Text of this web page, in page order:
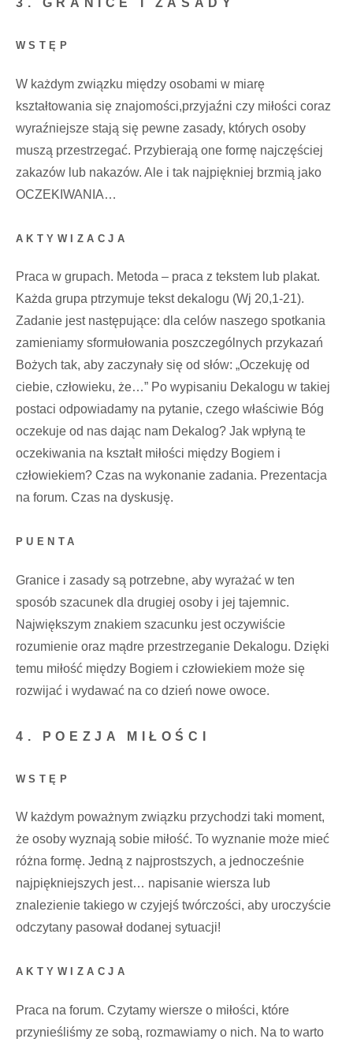
3. GRANICE I ZASADY
WSTĘP
W każdym związku między osobami w miarę
kształtowania się znajomości,przyjaźni czy miłości coraz
wyraźniejsze stają się pewne zasady, których osoby
muszą przestrzegać. Przybierają one formę najczęściej
zakazów lub nakazów. Ale i tak najpiękniej brzmią jako
OCZEKIWANIA…
AKTYWIZACJA
Praca w grupach. Metoda – praca z tekstem lub plakat.
Każda grupa ptrzymuje tekst dekalogu (Wj 20,1-21).
Zadanie jest następujące: dla celów naszego spotkania
zamieniamy sformułowania poszczególnych przykazań
Bożych tak, aby zaczynały się od słów: „Oczekuję od
ciebie, człowieku, że…” Po wypisaniu Dekalogu w takiej
postaci odpowiadamy na pytanie, czego właściwie Bóg
oczekuje od nas dając nam Dekalog? Jak wpłyną te
oczekiwania na kształt miłości między Bogiem i
człowiekiem? Czas na wykonanie zadania. Prezentacja
na forum. Czas na dyskusję.
PUENTA
Granice i zasady są potrzebne, aby wyrażać w ten
sposób szacunek dla drugiej osoby i jej tajemnic.
Największym znakiem szacunku jest oczywiście
rozumienie oraz mądre przestrzeganie Dekalogu. Dzięki
temu miłość między Bogiem i człowiekiem może się
rozwijać i wydawać na co dzień nowe owoce.
4. POEZJA MIŁOŚCI
WSTĘP
W każdym poważnym związku przychodzi taki moment,
że osoby wyznają sobie miłość. To wyznanie może mieć
różna formę. Jedną z najprostszych, a jednocześnie
najpiękniejszych jest… napisanie wiersza lub
znalezienie takiego w czyjejś twórczości, aby uroczyście
odczytany pasował dodanej sytuacji!
AKTYWIZACJA
Praca na forum. Czytamy wiersze o miłości, które
przynieśliśmy ze sobą, rozmawiamy o nich. Na to warto